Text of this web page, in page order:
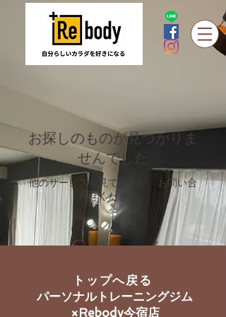
お探しのものが見つかりま
せんでした
他のサービスを見てみるか、お問い合
わせください。
トップへ戻る
​パーソナルトレーニングジム
×Rebody今宿店